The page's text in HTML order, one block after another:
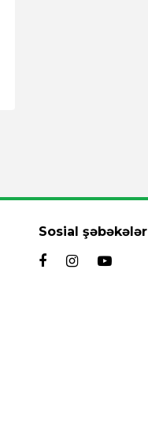
Sosial şəbəkələr